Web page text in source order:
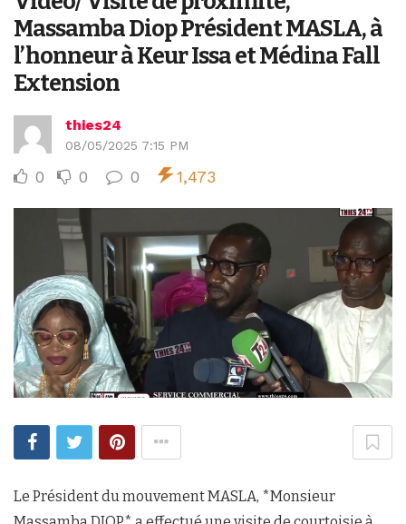
Massamba Diop Président MASLA, à
l’honneur à Keur Issa et Médina Fall
Extension
thies24
08/05/2025 7:15 PM
0 0 0 1,473
Le Président du mouvement MASLA, *Monsieur